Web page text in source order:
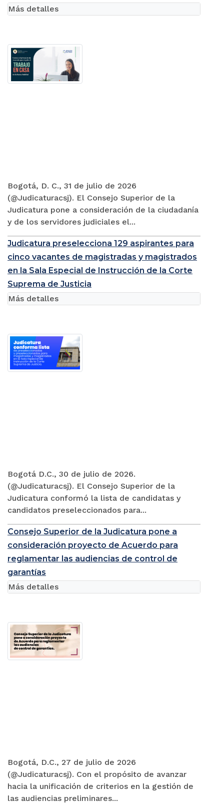
Bogotá, D. C., 31 de julio de 2026
(@Judicaturacsj). El Consejo Superior de la
Judicatura pone a consideración de la ciudadanía
y de los servidores judiciales el...
Más detalles
Judicatura preselecciona 129 aspirantes para
cinco vacantes de magistradas y magistrados
en la Sala Especial de Instrucción de la Corte
Suprema de Justicia
Bogotá D.C., 30 de julio de 2026.
(@Judicaturacsj). El Consejo Superior de la
Judicatura conformó la lista de candidatas y
candidatos preseleccionados para...
Más detalles
Consejo Superior de la Judicatura pone a
consideración proyecto de Acuerdo para
reglamentar las audiencias de control de
garantías
Bogotá, D.C., 27 de julio de 2026
(@Judicaturacsj). Con el propósito de avanzar
hacia la unificación de criterios en la gestión de
las audiencias preliminares...
Más detalles